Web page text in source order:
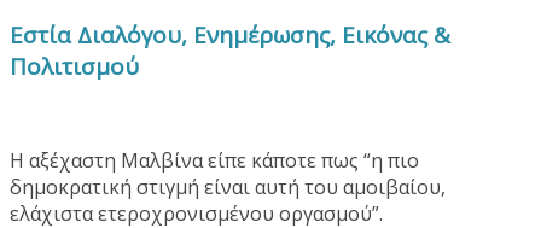
Εστία Διαλόγου, Ενημέρωσης, Εικόνας &
Πολιτισμού
Η αξέχαστη Μαλβίνα είπε κάποτε πως “η πιο
δημοκρατική στιγμή είναι αυτή του αμοιβαίου,
ελάχιστα ετεροχρονισμένου οργασμού”.